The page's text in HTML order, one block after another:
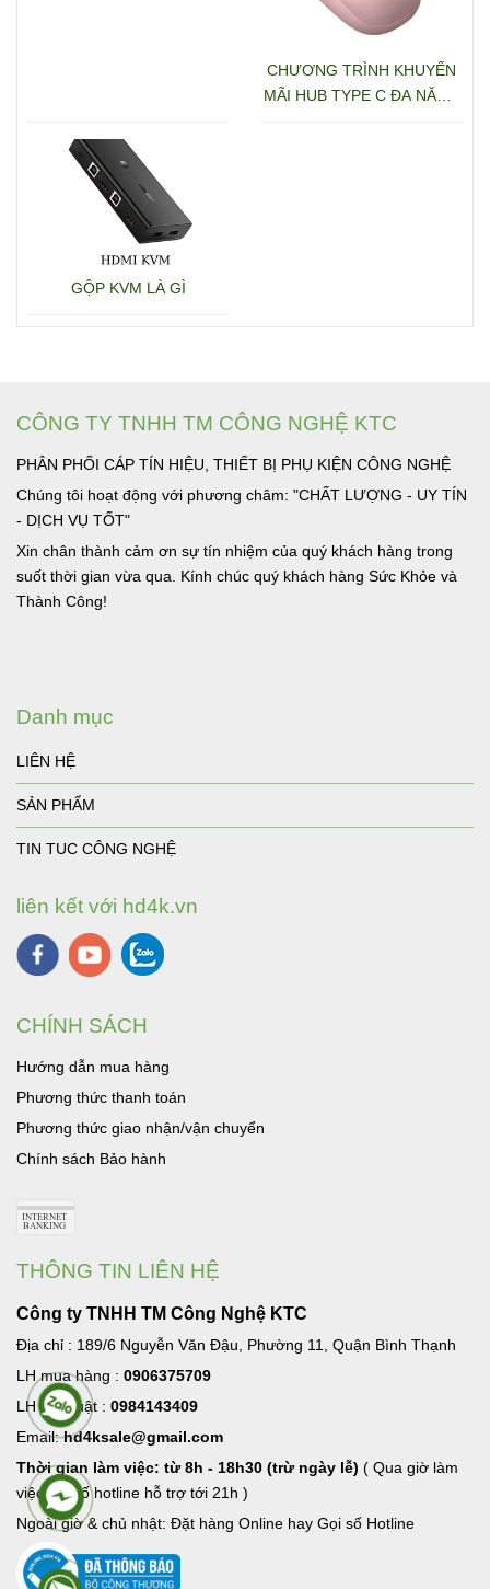
CHƯƠNG TRÌNH KHUYẾN
MÃI HUB TYPE C ĐA NĂNG
GỘP KVM LÀ GÌ
CÔNG TY TNHH TM CÔNG NGHỆ KTC
PHÂN PHỐI CÁP TÍN HIỆU, THIẾT BỊ PHỤ KIỆN CÔNG NGHỆ
Chúng tôi hoạt động với phương châm: "CHẤT LƯỢNG - UY TÍN
- DỊCH VỤ TỐT"
Xin chân thành cảm ơn sự tín nhiệm của quý khách hàng trong
suốt thời gian vừa qua. Kính chúc quý khách hàng Sức Khỏe và
Thành Công!
Danh mục
LIÊN HỆ
SẢN PHẨM
TIN TUC CÔNG NGHỆ
liên kết với hd4k.vn
CHÍNH SÁCH
Hướng dẫn mua hàng
Phương thức thanh toán
Phương thức giao nhận/vận chuyển
Chính sách Bảo hành
THÔNG TIN LIÊN HỆ
Công ty TNHH TM Công Nghệ KTC
Địa chỉ : 189/6 Nguyễn Văn Đậu, Phường 11, Quận Bình Thạnh
LH mua hàng : 0906375709
LH Kỹ thuật : 0984143409
Email:hd4ksale@gmail.com
Thời gian làm việc: từ 8h - 18h30 (trừ ngày lễ) ( Qua giờ làm
việc goi số hotline hỗ trợ tới 21h )
Ngoài giờ & chủ nhật: Đặt hàng Online hay Gọi số Hotline